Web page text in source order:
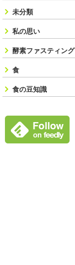
未分類
私の思い
酵素ファスティング
食
食の豆知識